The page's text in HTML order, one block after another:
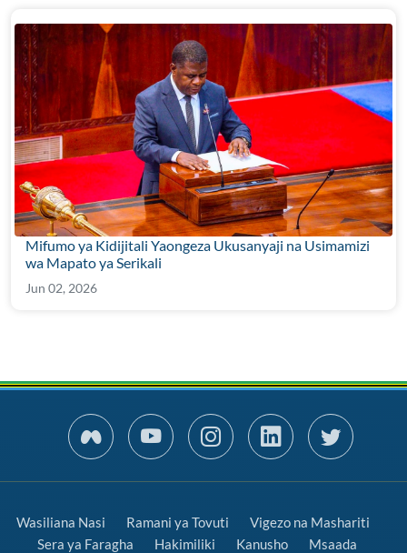
Mifumo ya Kidijitali Yaongeza Ukusanyaji na Usimamizi
wa Mapato ya Serikali
Jun 02, 2026
Wasiliana Nasi Ramani ya Tovuti
Vigezo na Mashariti
Sera ya Faragha
Hakimiliki Kanusho Msaada